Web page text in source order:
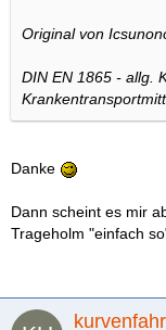
Original von
DIN EN 1865 - allg.
Danke
Dann scheint es mir
Trageholm "einfach